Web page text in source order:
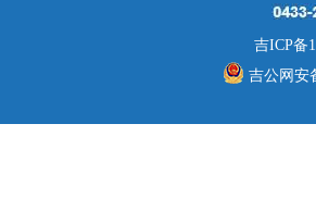
吉ICP备
吉公网安